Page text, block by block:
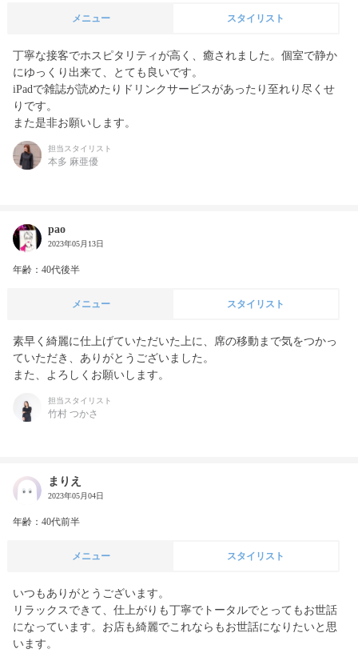
メニュー スタイリスト
丁寧な接客でホスピタリティが高く、癒されました。個室で静か
にゆっくり出来て、とても良いです。
iPadで雑誌が読めたりドリンクサービスがあったり至れり尽くせ
りです。
また是非お願いします。
担当スタイリスト
本多 麻亜優
pao
2023年05月13日
年齢：40代後半
メニュー スタイリスト
素早く綺麗に仕上げていただいた上に、席の移動まで気をつかっ
ていただき、ありがとうございました。
また、よろしくお願いします。
担当スタイリスト
竹村 つかさ
まりえ
2023年05月04日
年齢：40代前半
メニュー スタイリスト
いつもありがとうございます。
リラックスできて、仕上がりも丁寧でトータルでとってもお世話
になっています。お店も綺麗でこれならもお世話になりたいと思
います。